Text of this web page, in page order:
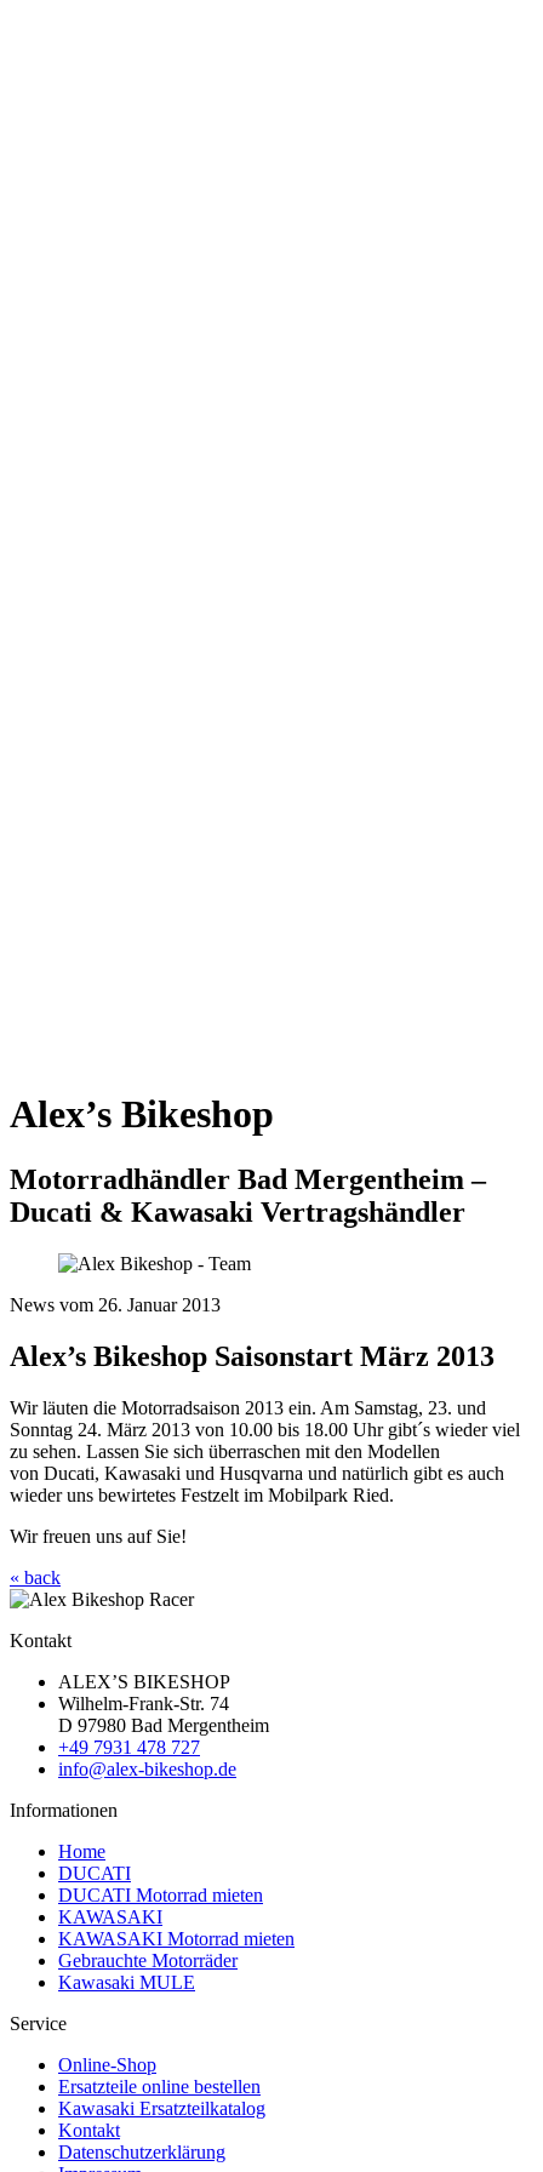
Alex’s Bikeshop
Motorradhändler Bad Mergentheim –
Ducati & Kawasaki Vertragshändler
News vom 26. Januar 2013
Alex’s Bikeshop Saisonstart März 2013
Wir läuten die Motorradsaison 2013 ein. Am Samstag, 23. und
Sonntag 24. März 2013 von 10.00 bis 18.00 Uhr gibt´s wieder viel
zu sehen. Lassen Sie sich überraschen mit den Modellen
von Ducati, Kawasaki und Husqvarna und natürlich gibt es auch
wieder uns bewirtetes Festzelt im Mobilpark Ried.
Wir freuen uns auf Sie!
« back
Kontakt
ALEX’S BIKESHOP
Wilhelm-Frank-Str. 74
D 97980 Bad Mergentheim
+49 7931 478 727
info@alex-bikeshop.de
Informationen
Home
DUCATI
DUCATI Motorrad mieten
KAWASAKI
KAWASAKI Motorrad mieten
Gebrauchte Motorräder
Kawasaki MULE
Service
Online-Shop
Ersatzteile online bestellen
Kawasaki Ersatzteilkatalog
Kontakt
Datenschutzerklärung